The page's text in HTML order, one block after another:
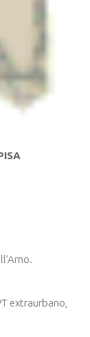
extraurbano,